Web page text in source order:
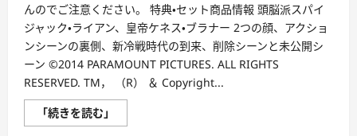
んのでご注意ください。 特典・セット商品情報 頭脳派スパイ
ジャック・ライアン、皇帝ケネス・ブラナー 2つの顔、アクショ
ンシーンの裏側、新冷戦時代の到来、削除シーンと未公開シ
ーン ©2014 PARAMOUNT PICTURES. ALL RIGHTS
RESERVED. TM， （R） ＆ Copyright...
「続きを読む」
ー